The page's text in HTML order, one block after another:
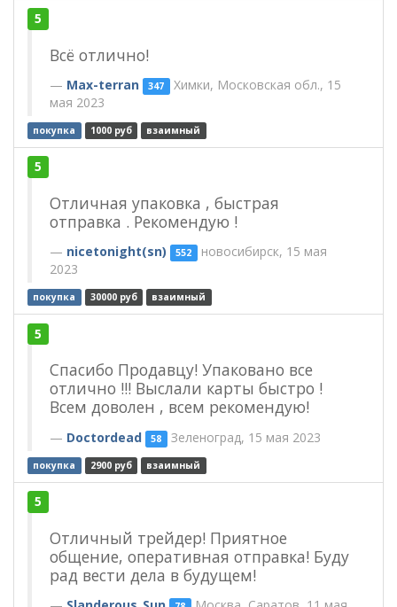
5
Всё отлично!
Max-terran 347 Химки, Московская обл., 15
мая 2023
покупка 1000 руб взаимный
5
Отличная упаковка , быстрая
отправка . Рекомендую !
nicetonight(sn) 552 новосибирск, 15 мая
2023
покупка 30000 руб взаимный
5
Спасибо Продавцу! Упаковано все
отлично !!! Выслали карты быстро !
Всем доволен , всем рекомендую!
Doctordead 58 Зеленоград, 15 мая 2023
покупка 2900 руб взаимный
5
Отличный трейдер! Приятное
общение, оперативная отправка! Буду
рад вести дела в будущем!